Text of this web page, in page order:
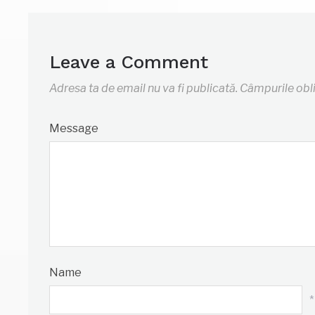
Leave a Comment
Adresa ta de email nu va fi publicată. Câmpurile
Message
Name
*